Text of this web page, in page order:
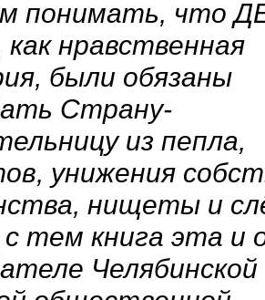
понимать, что
нравственная
были обязаны
Страну-
из пепла,
унижения
нищеты и
тем книга эта и
Челябинской